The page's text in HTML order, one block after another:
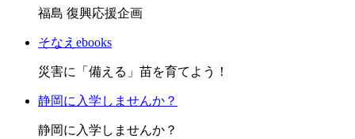
福島 復興応援企画
そなえebooks
災害に「備える」苗を育てよう！
静岡に入学しませんか？
静岡に入学しませんか？